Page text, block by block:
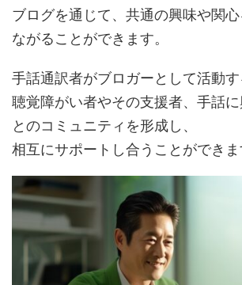
ブログを通じて、共通の興味や関
ながることができます。
手話通訳者がブロガーとして活動す
聴覚障がい者やその支援者、手話
とのコミュニティを形成し、
相互にサポートし合うことができま